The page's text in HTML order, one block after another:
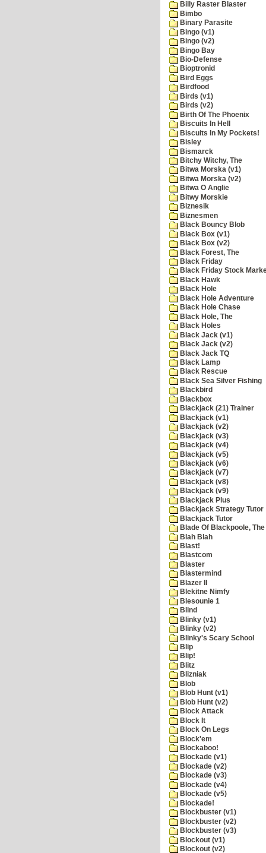
Billy Raster Blaster
Bimbo
Binary Parasite
Bingo (v1)
Bingo (v2)
Bingo Bay
Bio-Defense
Bioptronid
Bird Eggs
Birdfood
Birds (v1)
Birds (v2)
Birth Of The Phoenix
Biscuits In Hell
Biscuits In My Pockets!
Bisley
Bismarck
Bitchy Witchy, The
Bitwa Morska (v1)
Bitwa Morska (v2)
Bitwa O Anglie
Bitwy Morskie
Biznesik
Biznesmen
Black Bouncy Blob
Black Box (v1)
Black Box (v2)
Black Forest, The
Black Friday
Black Friday Stock
Black Hawk
Black Hole
Black Hole Adventure
Black Hole Chase
Black Hole, The
Black Holes
Black Jack (v1)
Black Jack (v2)
Black Jack TQ
Black Lamp
Black Rescue
Black Sea Silver Fishing
Blackbird
Blackbox
Blackjack (21) Trainer
Blackjack (v1)
Blackjack (v2)
Blackjack (v3)
Blackjack (v4)
Blackjack (v5)
Blackjack (v6)
Blackjack (v7)
Blackjack (v8)
Blackjack (v9)
Blackjack Plus
Blackjack Strategy Tutor
Blackjack Tutor
Blade Of Blackpoole, The
Blah Blah
Blast!
Blastcom
Blaster
Blastermind
Blazer II
Blekitne Nimfy
Blesounie 1
Blind
Blinky (v1)
Blinky (v2)
Blinky's Scary School
Blip
Blip!
Blitz
Blizniak
Blob
Blob Hunt (v1)
Blob Hunt (v2)
Block Attack
Block It
Block On Legs
Block'em
Blockaboo!
Blockade (v1)
Blockade (v2)
Blockade (v3)
Blockade (v4)
Blockade (v5)
Blockade!
Blockbuster (v1)
Blockbuster (v2)
Blockbuster (v3)
Blockout (v1)
Blockout (v2)